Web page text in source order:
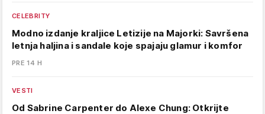
CELEBRITY
Modno izdanje kraljice Letizije na Majorki: Savršena
letnja haljina i sandale koje spajaju glamur i komfor
PRE 14 H
VESTI
Od Sabrine Carpenter do Alexe Chung: Otkrijte